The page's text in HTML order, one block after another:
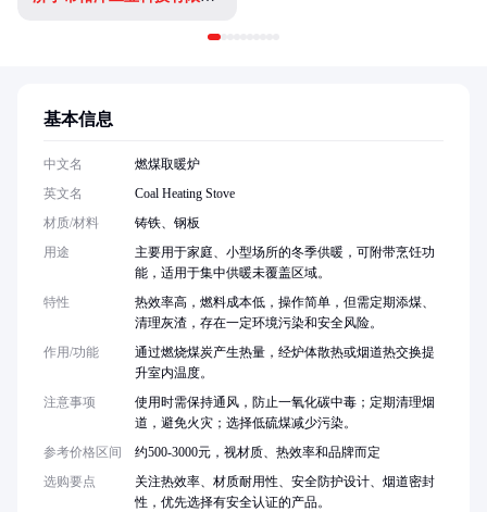
基本信息
中文名
燃煤取暖炉
英文名
Coal Heating Stove
材质/材料
铸铁、钢板
用途
主要用于家庭、小型场所的冬季供暖，可附带烹饪功
能，适用于集中供暖未覆盖区域。
特性
热效率高，燃料成本低，操作简单，但需定期添煤、
清理灰渣，存在一定环境污染和安全风险。
作用/功能
通过燃烧煤炭产生热量，经炉体散热或烟道热交换提
升室内温度。
注意事项
使用时需保持通风，防止一氧化碳中毒；定期清理烟
道，避免火灾；选择低硫煤减少污染。
参考价格区间
约500-3000元，视材质、热效率和品牌而定
选购要点
关注热效率、材质耐用性、安全防护设计、烟道密封
性，优先选择有安全认证的产品。